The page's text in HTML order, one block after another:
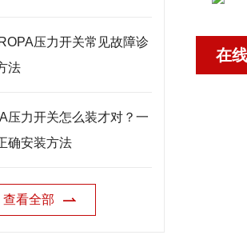
压力开关常见故障诊
法
压力开关怎么装才对？一
确安装方法
查看全部
在